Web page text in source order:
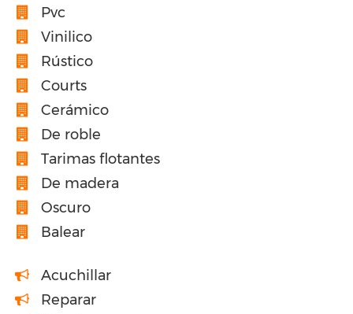
Pvc
Vinilico
Rústico
Courts
Cerámico
De roble
Tarimas flotantes
De madera
Oscuro
Balear
Acuchillar
Reparar